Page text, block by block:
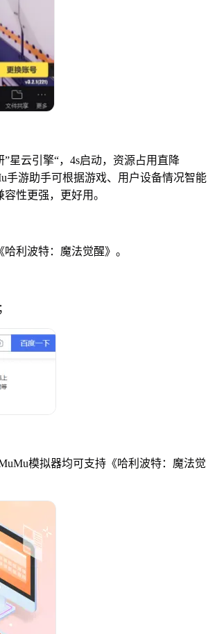
星云引擎“，4s启动，资源占用直降
手游助手可根据游戏、用户设备情况智能
性更强，更好用。
利波特：魔法觉醒》。
模拟器均可支持《哈利波特：魔法觉